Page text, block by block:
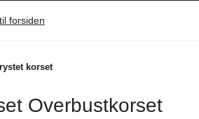
korset
Overbustkorset